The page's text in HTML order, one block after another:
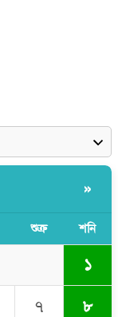
»
শুক্র শনি
১
৭ ৮